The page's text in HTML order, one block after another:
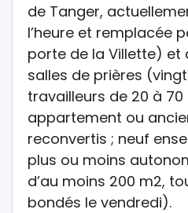
de Tanger,
l’heure et remplacée
porte de la Villette)
salles de prières
travailleurs de 20 à 70
appartement ou
reconvertis ; neuf
plus ou moins
d’au moins 200 m2,
bondés le vendredi).